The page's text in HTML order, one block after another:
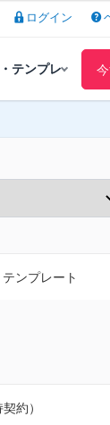
ログイン
テンプレ
ンプレート
契約）
約）